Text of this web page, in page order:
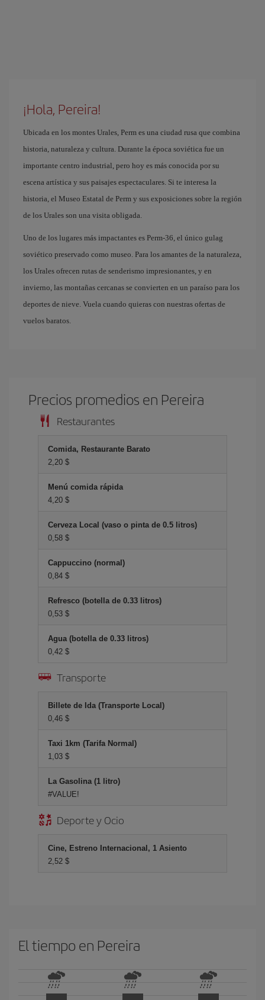
¡Hola, Pereira!
Ubicada en los montes Urales, Perm es una ciudad rusa que combina
historia, naturaleza y cultura. Durante la época soviética fue un
importante centro industrial, pero hoy es más conocida por su
escena artística y sus paisajes espectaculares. Si te interesa la
historia, el Museo Estatal de Perm y sus exposiciones sobre la región
de los Urales son una visita obligada.
Uno de los lugares más impactantes es Perm-36, el único gulag
soviético preservado como museo. Para los amantes de la naturaleza,
los Urales ofrecen rutas de senderismo impresionantes, y en
invierno, las montañas cercanas se convierten en un paraíso para los
deportes de nieve. Vuela cuando quieras con nuestras ofertas de
vuelos baratos.
Precios promedios en Pereira
Restaurantes
Comida, Restaurante Barato
2,20 $
Menú comida rápida
4,20 $
Cerveza Local (vaso o pinta de 0.5 litros)
0,58 $
Cappuccino (normal)
0,84 $
Refresco (botella de 0.33 litros)
0,53 $
Agua (botella de 0.33 litros)
0,42 $
Transporte
Billete de Ida (Transporte Local)
0,46 $
Taxi 1km (Tarifa Normal)
1,03 $
La Gasolina (1 litro)
#VALUE!
Deporte y Ocio
Cine, Estreno Internacional, 1 Asiento
2,52 $
El tiempo en Pereira